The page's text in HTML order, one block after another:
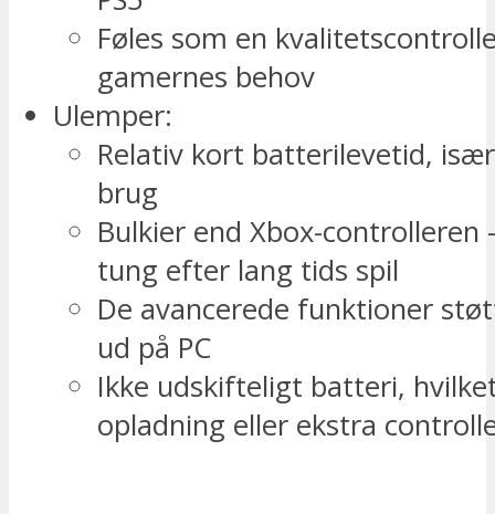
Føles som en
gamernes behov
Ulemper:
Relativ kort batterilevetid,
brug
Bulkier end Xbox-controlleren
tung efter lang tids spil
De avancerede funktioner
ud på PC
Ikke udskifteligt batteri,
opladning eller ekstra